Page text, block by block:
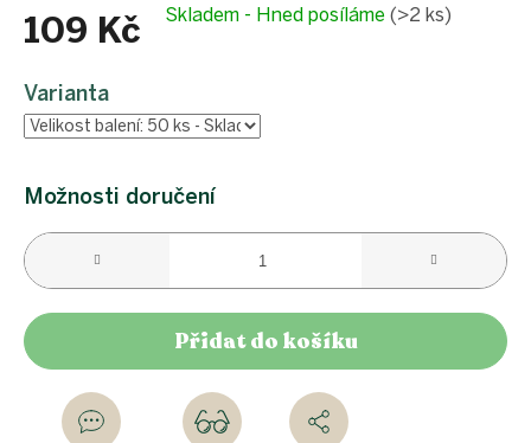
109 Kč
cena:
Skladem - Hned posíláme (>2 ks)
Varianta
Možnosti doručení
Přidat do košíku